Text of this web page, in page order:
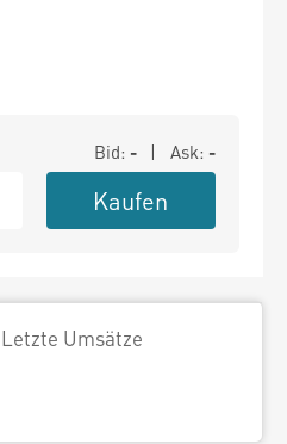
Bid: - | Ask: -
Kaufen
Letzte Umsätze